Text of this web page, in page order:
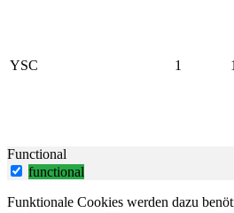
YSC 1
Functional
functional
Funktionale Cookies werden dazu